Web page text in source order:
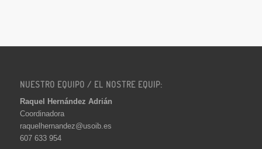
NUESTRO EQUIPO / EL NOSTRE EQUIP:
Raquel Hernández Adrián
Coordinadora
raquelhernandez@usoib.es
607 633 954